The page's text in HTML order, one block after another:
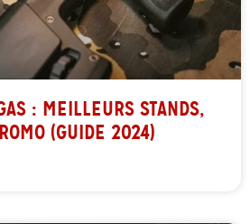
: MEILLEURS STANDS,
(GUIDE 2024)